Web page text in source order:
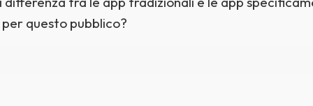
questo pubblico?